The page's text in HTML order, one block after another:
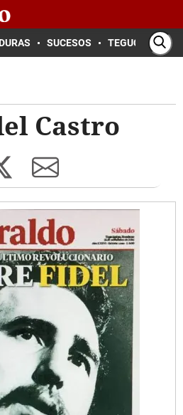
SUCESOS TEGUCIGALPA
Castro